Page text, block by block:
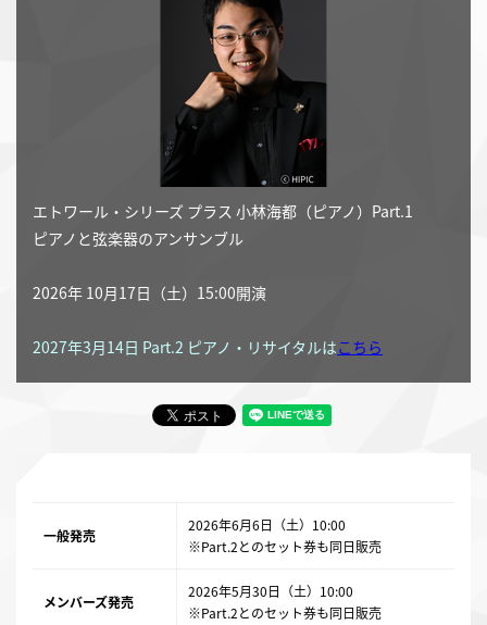
エトワール・シリーズ プラス 小林海都（ピアノ）Part.1
ピアノと弦楽器のアンサンブル
2026年 10月17日（土）15:00開演
2027年3月14日 Part.2 ピアノ・リサイタルはこちら
一般発売
2026年6月6日（土）10:00
※Part.2とのセット券も同日販売
メンバーズ発売
2026年5月30日（土）10:00
※Part.2とのセット券も同日販売